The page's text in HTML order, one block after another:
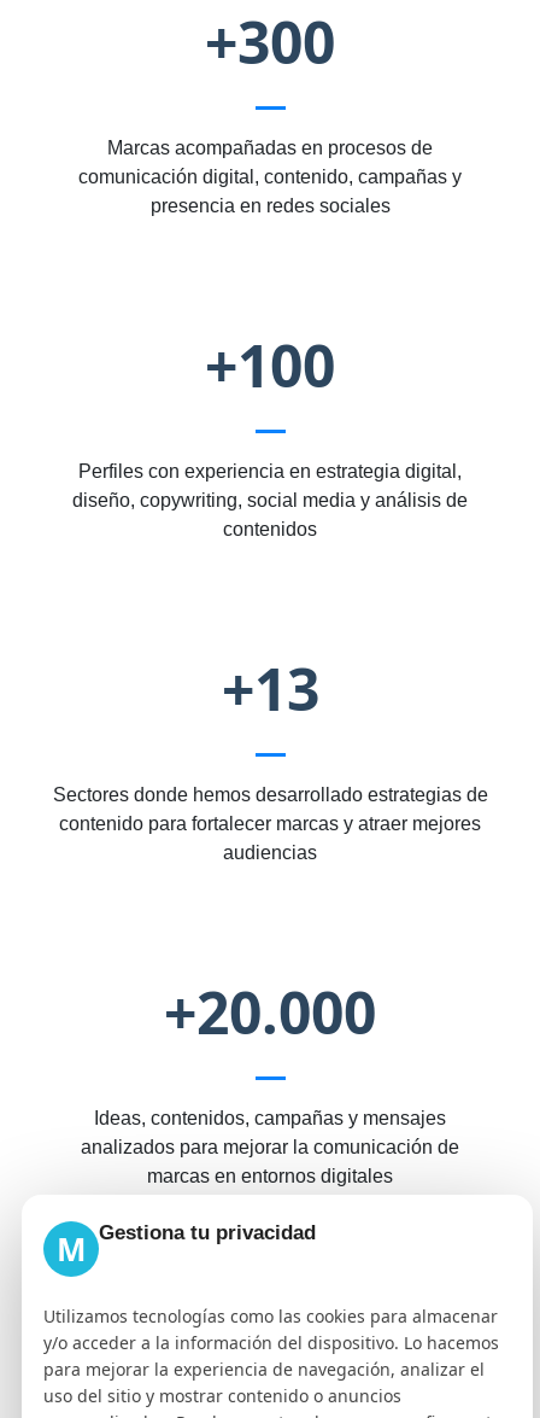
+300
Marcas acompañadas en procesos de
comunicación digital, contenido, campañas y
presencia en redes sociales
+100
Perfiles con experiencia en estrategia digital,
diseño, copywriting, social media y análisis de
contenidos
+13
Sectores donde hemos desarrollado estrategias de
contenido para fortalecer marcas y atraer mejores
audiencias
+20.000
Ideas, contenidos, campañas y mensajes
analizados para mejorar la comunicación de
marcas en entornos digitales
Cómo lo hacemos
Nuestra estrategia
Tus beneficios
M Gestiona tu privacidad
Utilizamos tecnologías como las cookies para almacenar
y/o acceder a la información del dispositivo. Lo hacemos
para mejorar la experiencia de navegación, analizar el
uso del sitio y mostrar contenido o anuncios